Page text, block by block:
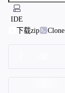
IDE
下载zip
Clone